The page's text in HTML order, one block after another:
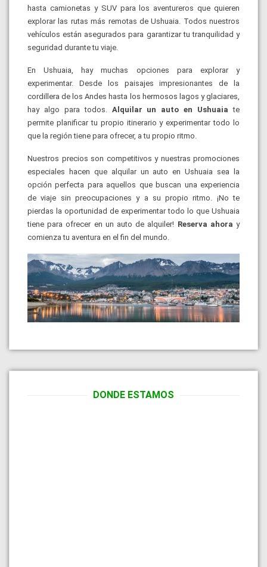
hasta camionetas y SUV para los aventureros que quieren
explorar las rutas más remotas de Ushuaia. Todos nuestros
vehículos están asegurados para garantizar tu tranquilidad y
seguridad durante tu viaje.
En Ushuaia, hay muchas opciones para explorar y
experimentar. Desde los paisajes impresionantes de la
cordillera de los Andes hasta los hermosos lagos y glaciares,
hay algo para todos. Alquilar un auto en Ushuaia
te
permite planificar tu propio itinerario y experimentar todo lo
que la región tiene para ofrecer, a tu propio ritmo.
Nuestros precios son competitivos y nuestras promociones
especiales hacen que alquilar un auto en Ushuaia sea la
opción perfecta para aquellos que buscan una experiencia
de viaje sin preocupaciones y a su propio ritmo. ¡No te
pierdas la oportunidad de experimentar todo lo que Ushuaia
tiene para ofrecer en un auto de alquiler! Reserva ahora y
comienza tu aventura en el fin del mundo.
DONDE ESTAMOS